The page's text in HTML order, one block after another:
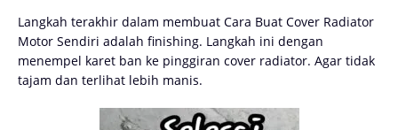
Langkah terakhir dalam membuat Cara Buat Cover Radiator
Motor Sendiri adalah finishing. Langkah ini dengan
menempel karet ban ke pinggiran cover radiator. Agar tidak
tajam dan terlihat lebih manis.